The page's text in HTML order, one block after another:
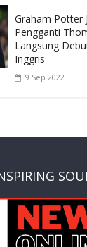
Graham Potter
Pengganti
Langsung
Inggris
9 Sep 2022